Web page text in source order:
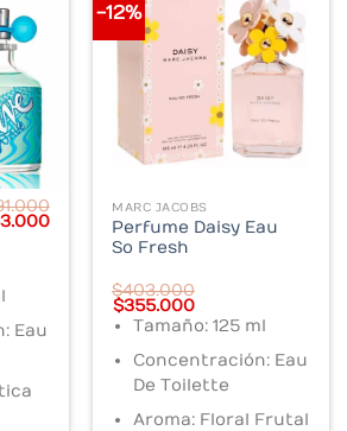
Current
Eau
-12%
MARC JACOBS
Perfume Daisy Eau
So Fresh
$403.000
Original
price
was:
$403.000.
$355.000Current
price
is:
$355.000.
Tamaño: 125 ml
Concentración: Eau
De Toilette
Aroma: Floral Frutal